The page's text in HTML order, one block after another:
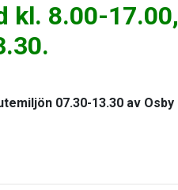
kl. 8.00-17.00,
07.30-13.30 av Osby